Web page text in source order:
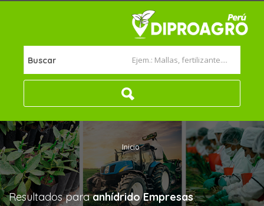
Buscar
Inicio
Resultados paraanhídrido Empresas